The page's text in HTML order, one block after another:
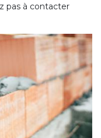
pas à contacter